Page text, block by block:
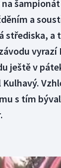
a
střediska, a
ještě v
s tím